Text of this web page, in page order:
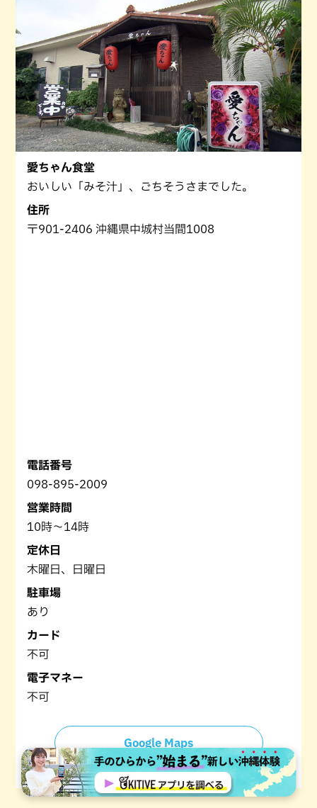
愛ちゃん食堂
おいしい「みそ汁」、ごちそうさまでした。
住所
〒901-2406 沖縄県中城村当間1008
電話番号
098-895-2009
営業時間
10時～14時
定休日
木曜日、日曜日
駐車場
あり
カード
不可
電子マネー
不可
Google Maps